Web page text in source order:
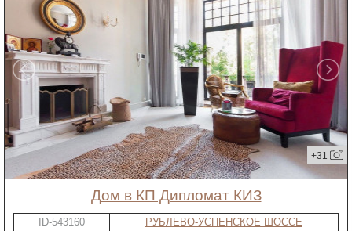
+31
дом в КП Дипломат КИЗ
ID-543160
РУБЛЕВО-УСПЕНСКОЕ ШОССЕ